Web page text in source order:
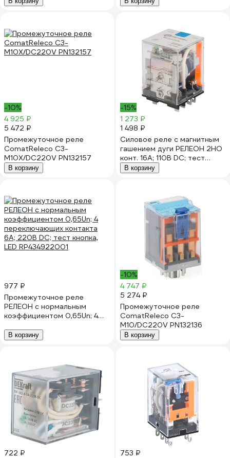
-10%
4 925 ₽
5 472 ₽
Промежуточное реле
ComatReleco C3-
M10X/DC220V PN132157
В корзину
-15%
1 273 ₽
1 498 ₽
Силовое реле с магнитным
гашением дуги РЕЛЕОН 2НО
конт. 16А; 110В DC; тест
кнопка; RP732911015
В корзину
977 ₽
Промежуточное реле
РЕЛЕОН с нормальным
коэффициентом 0,65Un; 4
6А; 220В DC; тест кнопка,
LED RP434922001
В корзину
-10%
4 747 ₽
5 274 ₽
Промежуточное реле
ComatReleco C3-
M10/DC220V PN132136
В корзину
722 ₽
753 ₽